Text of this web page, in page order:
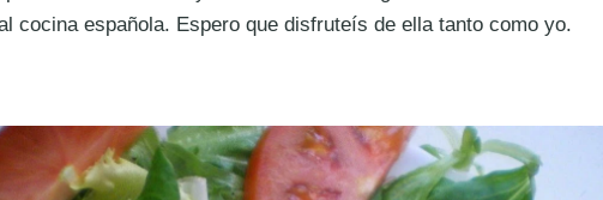
cocina española. Espero que disfruteís de ella tanto como yo.